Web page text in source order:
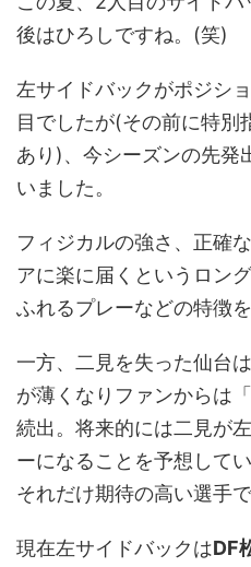
後はひろしですね。(笑)
左サイドバックがポジシ
目でしたが(その前に特別
あり)、今シーズンの先発
いました。
フィジカルの強さ、正確
アに楽に届くというロン
ふれるプレーなどの特徴
一方、二見を失った仙台
が薄くなりファンからは
続出。将来的には二見が
ーになることを予想して
それだけ期待の高い選手
現在左サイドバックはDF